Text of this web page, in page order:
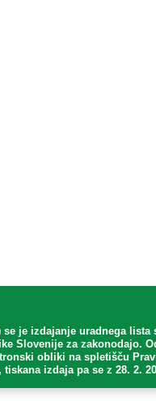
se je izdajanje uradnega lista
Slovenije za zakonodajo.
obliki na spletišču
izdaja pa se z 28. 2.